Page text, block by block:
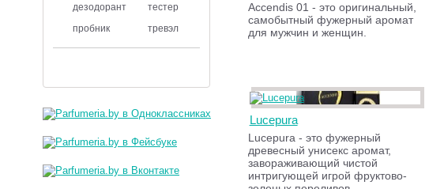
Accendis 01 - это оригинальный,
самобытный фужерный аромат
для мужчин и женщин.
Lucepura
Lucepura - это фужерный
древесный унисекс аромат,
завораживающий чистой
интригующей игрой фруктово-
дезодорант
тестер
пробник
тревэл